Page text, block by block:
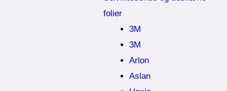
folier
3M
3M
Arlon
Aslan